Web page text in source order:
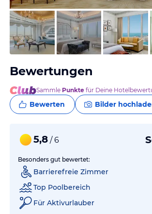
vom Hotelier, Januar 2019
Bewertungen
Sammle Punkte für Deine
Bewerten Bilder
5,8 / 6
Besonders gut bewertet:
Barrierefreie Zimmer
Top Poolbereich
Für Aktivurlauber